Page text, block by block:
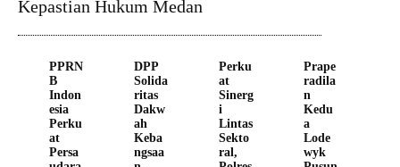
Kepastian Hukum Medan
PPRN
B
Indon
esia
Perku
at
Persa
DPP
Solida
ritas
Dakw
ah
Keba
ngsaa
Perku
at
Sinerg
i
Lintas
Sekto
ral,
Prape
radila
n
Kedu
a
Lode
wyk